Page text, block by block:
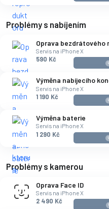
Problémy s nabíjením
Oprava bezdrátového
Servis na iPhone X
590 Kč
Výměna nabíjecího
Servis na iPhone X
1 190 Kč
Výměna baterie
Servis na iPhone X
1 290 Kč
Problémy s kamerou
Oprava Face ID
Servis na iPhone X
2 490 Kč